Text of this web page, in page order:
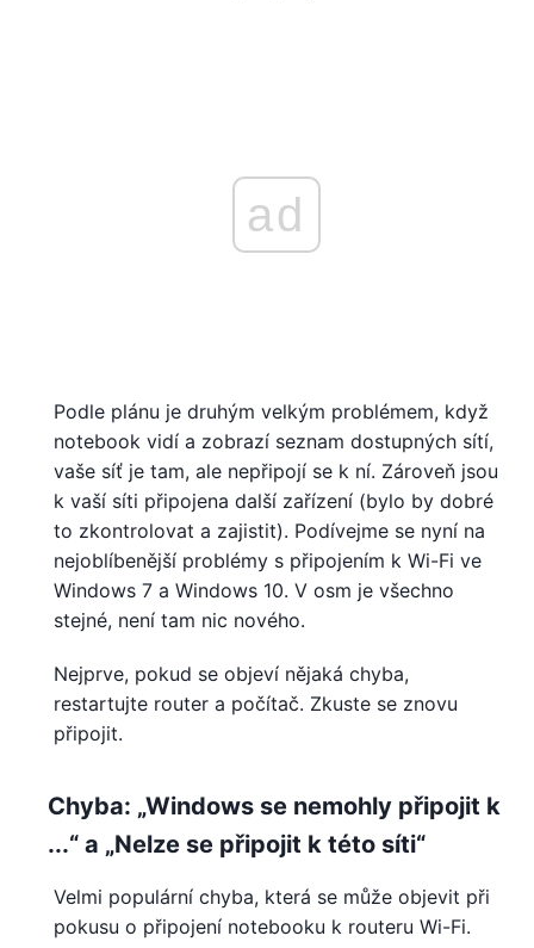
ad
Podle plánu je druhým velkým problémem, když
notebook vidí a zobrazí seznam dostupných sítí,
vaše síť je tam, ale nepřipojí se k ní. Zároveň jsou
k vaší síti připojena další zařízení (bylo by dobré
to zkontrolovat a zajistit). Podívejme se nyní na
nejoblíbenější problémy s připojením k Wi-Fi ve
Windows 7 a Windows 10. V osm je všechno
stejné, není tam nic nového.
Nejprve, pokud se objeví nějaká chyba,
restartujte router a počítač. Zkuste se znovu
připojit.
Chyba: „Windows se nemohly připojit k
...“ a „Nelze se připojit k této síti“
Velmi populární chyba, která se může objevit při
pokusu o připojení notebooku k routeru Wi-Fi.